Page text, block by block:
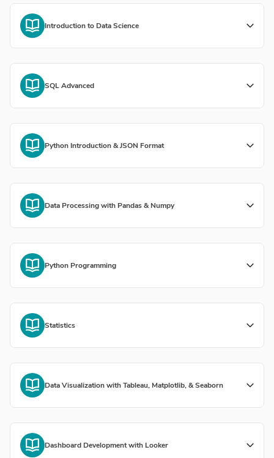
Introduction to Data Science
SQL Advanced
Python Introduction & JSON Format
Data Processing with Pandas & Numpy
Python Programming
Statistics
Data Visualization with Tableau, Matplotlib, & Seaborn
Dashboard Development with Looker